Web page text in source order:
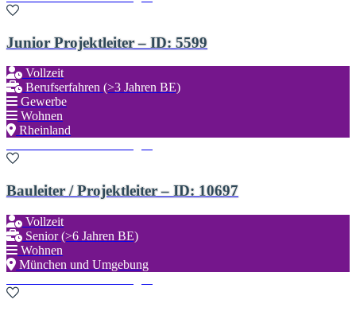
Junior Projektleiter – ID: 5599
Vollzeit
Berufserfahren (>3 Jahren BE)
Gewerbe
Wohnen
Rheinland
Bauleiter / Projektleiter – ID: 10697
Vollzeit
Senior (>6 Jahren BE)
Wohnen
München und Umgebung